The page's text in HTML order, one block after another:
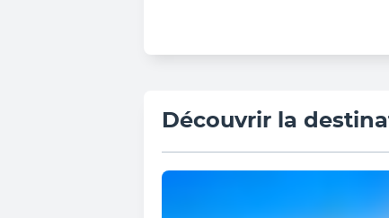
Découvrir la